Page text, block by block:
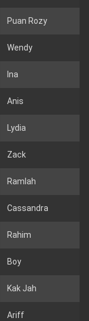
Puan Rozy
Wendy
Ina
Anis
Lydia
Zack
Ramlah
Cassandra
Rahim
Boy
Kak Jah
Ariff